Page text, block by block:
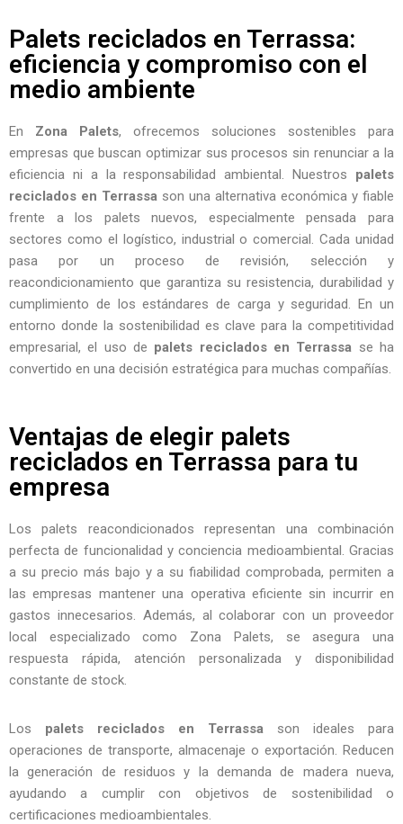
Palets reciclados en Terrassa:
eficiencia y compromiso con el
medio ambiente
En Zona Palets, ofrecemos soluciones sostenibles para
empresas que buscan optimizar sus procesos sin renunciar a la
eficiencia ni a la responsabilidad ambiental. Nuestros palets
reciclados en Terrassa son una alternativa económica y fiable
frente a los palets nuevos, especialmente pensada para
sectores como el logístico, industrial o comercial. Cada unidad
pasa por un proceso de revisión, selección y
reacondicionamiento que garantiza su resistencia, durabilidad y
cumplimiento de los estándares de carga y seguridad. En un
entorno donde la sostenibilidad es clave para la competitividad
empresarial, el uso de palets reciclados en Terrassa se ha
convertido en una decisión estratégica para muchas compañías.
Ventajas de elegir palets
reciclados en Terrassa para tu
empresa
Los palets reacondicionados representan una combinación
perfecta de funcionalidad y conciencia medioambiental. Gracias
a su precio más bajo y a su fiabilidad comprobada, permiten a
las empresas mantener una operativa eficiente sin incurrir en
gastos innecesarios. Además, al colaborar con un proveedor
local especializado como Zona Palets, se asegura una
respuesta rápida, atención personalizada y disponibilidad
constante de stock.
Los palets reciclados en Terrassa son ideales para
operaciones de transporte, almacenaje o exportación. Reducen
la generación de residuos y la demanda de madera nueva,
ayudando a cumplir con objetivos de sostenibilidad o
certificaciones medioambientales.